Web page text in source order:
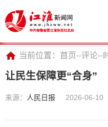
当前位置： 首页--评论--
让民生保障更“合身”
来源： 人民日报 2026-06-10